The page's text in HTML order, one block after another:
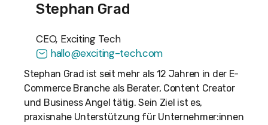
Stephan Grad
CEO, Exciting Tech
hallo@exciting-tech.com
Stephan Grad ist seit mehr als 12 Jahren in der E-
Commerce Branche als Berater, Content Creator
und Business Angel tätig. Sein Ziel ist es,
praxisnahe Unterstützung für Unternehmer:innen